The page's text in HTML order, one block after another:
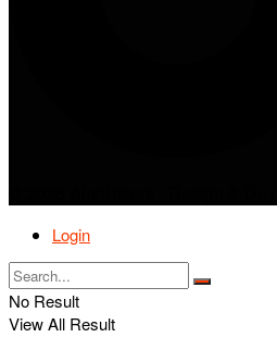
Login
No Result
View All Result